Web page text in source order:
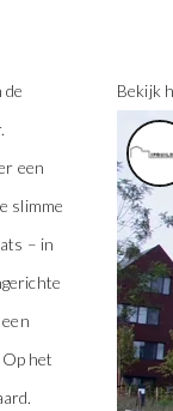
de
een
slimme
– in
het
Bekijk